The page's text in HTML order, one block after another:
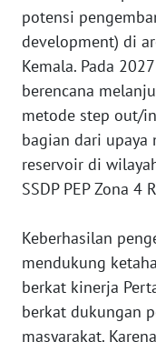
potensi
development) di
Kemala. Pada
berencana
metode step out/
bagian dari
reservoir di
SSDP PEP Zona 4
‎Keberhasilan
mendukung
berkat kinerja
berkat dukungan
masyarakat.
WN
JOGJA
WN
BALI
WN
KALBAR
WN
KALTENG